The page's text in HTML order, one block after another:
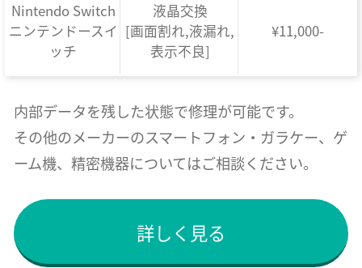
Nintendo Switch
ニンテンドースイ
ッチ
液晶交換
[画面割れ,液漏れ,
表示不良]
¥11,000-
内部データを残した状態で修理が可能です。
その他のメーカーのスマートフォン・ガラケー、ゲ
ーム機、精密機器についてはご相談ください。
詳しく見る